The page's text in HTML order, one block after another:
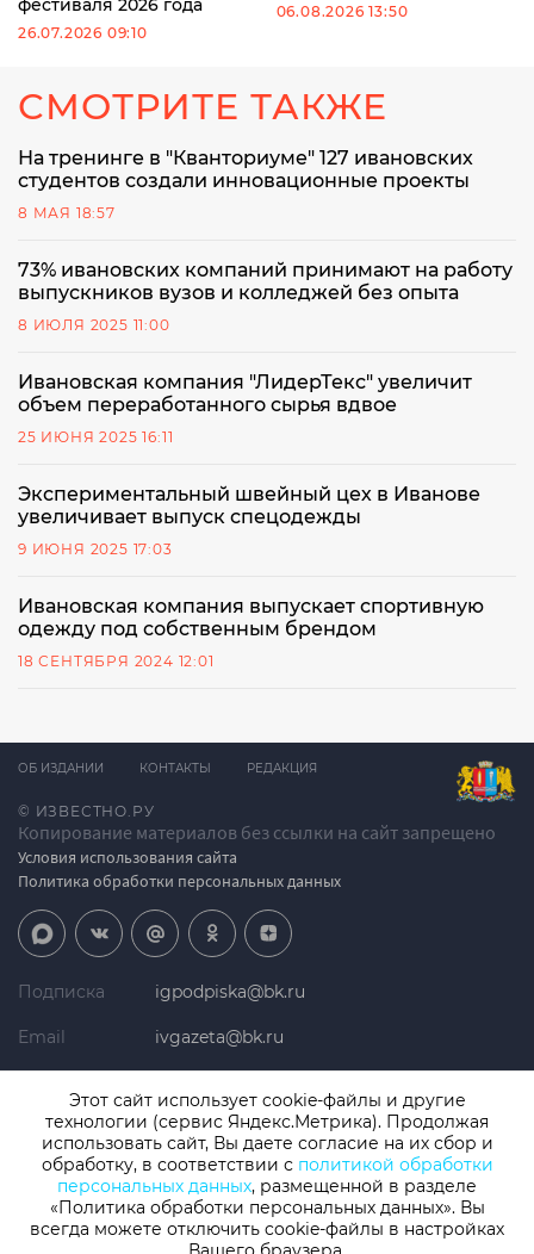
фестиваля 2026 года
26.07.2026 09:10
06.08.2026 13:50
СМОТРИТЕ ТАКЖЕ
На тренинге в "Кванториуме" 127 ивановских
студентов создали инновационные проекты
8 МАЯ 18:57
73% ивановских компаний принимают на работу
выпускников вузов и колледжей без опыта
8 ИЮЛЯ 2025 11:00
Ивановская компания "ЛидерТекс" увеличит
объем переработанного сырья вдвое
25 ИЮНЯ 2025 16:11
Экспериментальный швейный цех в Иванове
увеличивает выпуск спецодежды
9 ИЮНЯ 2025 17:03
Ивановская компания выпускает спортивную
одежду под собственным брендом
18 СЕНТЯБРЯ 2024 12:01
© ИЗВЕСТНО.РУ
Копирование материалов без ссылки на сайт запрещено
Условия использования сайта
Политика обработки персональных данных
ОБ ИЗДАНИИ КОНТАКТЫ РЕДАКЦИЯ
Подписка igpodpiska@bk.ru
Email ivgazeta@bk.ru
Телефон +7 (4932) 41-94-81
СМИ: Izvestno.ru. Реестровая запись 08.11.2019 серия ЭЛ № ФС 77 -
77192, зарегистрировано Роскомнадзором
Учредитель: БУ «Ивановские газеты». Главный редактор:
Этот сайт использует cookie-файлы и другие
технологии (сервис Яндекс.Метрика). Продолжая
использовать сайт, Вы даете согласие на их сбор и
обработку, в соответствии с политикой обработки
персональных данных, размещенной в разделе
«Политика обработки персональных данных». Вы
всегда можете отключить cookie-файлы в настройках